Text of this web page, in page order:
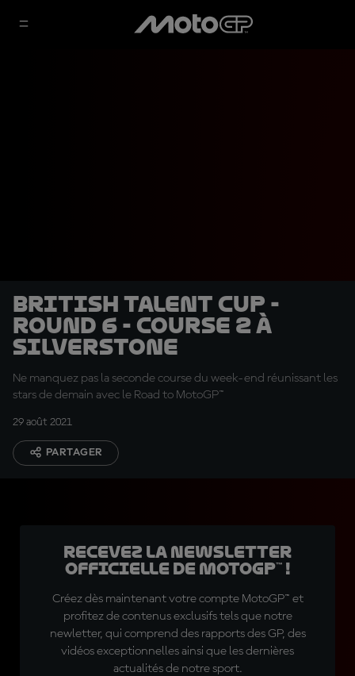
British Talent Cup -
Round 6 - Course 2 à
Silverstone
Ne manquez pas la seconde course du week-end réunissant les
stars de demain avec le Road to MotoGP™
29 août 2021
PARTAGER
Recevez la Newsletter
officielle de MotoGP™ !
Créez dès maintenant votre compte MotoGP™ et
profitez de contenus exclusifs tels que notre
newletter, qui comprend des rapports des GP, des
vidéos exceptionnelles ainsi que les dernières
actualités de notre sport.